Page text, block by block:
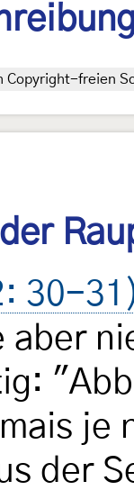
Copyright-freien
30-
aber
je
der